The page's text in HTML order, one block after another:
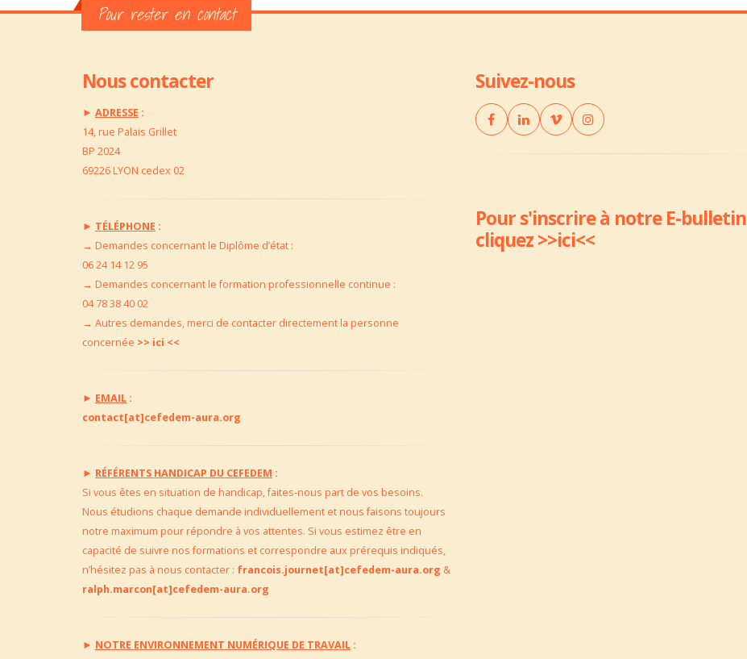
Pour rester en contact
Nous contacter
► ADRESSE :
14, rue Palais Grillet
BP 2024
69226 LYON cedex 02
► TÉLÉPHONE :
→ Demandes concernant le Diplôme d’état :
06 24 14 12 95
→ Demandes concernant le formation professionnelle continue :
04 78 38 40 02
→ Autres demandes, merci de contacter directement la personne
concernée >> ici <<
► EMAIL :
contact[at]cefedem-aura.org
► RÉFÉRENTS HANDICAP DU CEFEDEM :
Si vous êtes en situation de handicap, faites-nous part de vos besoins.
Nous étudions chaque demande individuellement et nous faisons toujours
notre maximum pour répondre à vos attentes. Si vous estimez être en
capacité de suivre nos formations et correspondre aux prérequis indiqués,
n’hésitez pas à nous contacter : francois.journet[at]cefedem-aura.org &
ralph.marcon[at]cefedem-aura.org
► NOTRE ENVIRONNEMENT NUMÉRIQUE DE TRAVAIL :
Suivez-nous
Pour s'inscrire à notre E-bulletin
cliquez>>ici<<